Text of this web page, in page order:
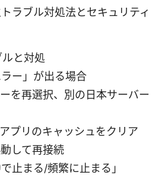
ラブル対処法とセキュリティ
と対処
ラー」が出る場合
を再選択、別の日本サーバー
プリのキャッシュをクリア
して再接続
止まる/頻繁に止まる」